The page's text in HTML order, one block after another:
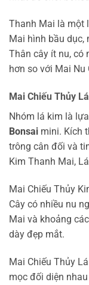
Thanh Mai là một
Mai hình bầu
Thân cây ít nu, có
hơn so với Mai Nu
Mai Chiếu Thủy
Nhóm lá kim là
Bonsai mini. Kích
trông cân đối và
Kim Thanh Mai,
Mai Chiếu Thủy
Cây có nhiều nu
Mai và khoảng
dày đẹp mắt.
Mai Chiếu Thủy
mọc đối diện